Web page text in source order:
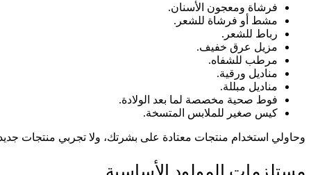
فرشاة ومعجون الأسنان.
مشط أو فرشاة للشعر.
رباط للشعر.
مزيل عرق خفيف.
مرطب للشفاه.
مناديل ورقية.
مناديل مبللة.
فوط صحية مخصصة لما بعد الولادة.
كيس صغير للملابس المتسخة.
وحاولي استخدام منتجات معتادة على بشرتك، ولا تجربي منتجات
مستلزمات المولود الأساسية